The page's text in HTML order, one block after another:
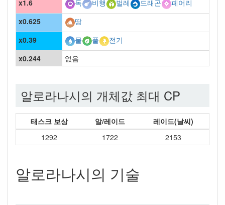
x1.6
독 비행 벌레 드래곤
페어리
x0.625
땅
x0.39
물 풀
전기
x0.244
없음
알로라나시의 개체값 최대 CP
태스크 보상 알/레이드
레이드(날씨)
1292
1722 2153
알로라나시의 기술